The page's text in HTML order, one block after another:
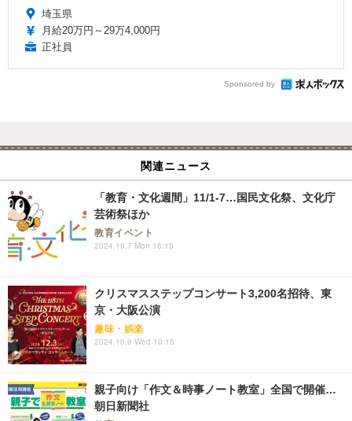
埼玉県
月給20万円～29万4,000円
正社員
Sponsored by
関連ニュース
「教育・文化週間」11/1-7…国民文化祭、文化庁
芸術祭ほか
教育イベント
2024.10.7 Mon 16:15
クリスマスステップコンサート3,200名招待、東
京・大阪公演
趣味・娯楽
2024.10.9 Wed 10:15
親子向け「作文＆時事ノート教室」全国で開催…
朝日新聞社